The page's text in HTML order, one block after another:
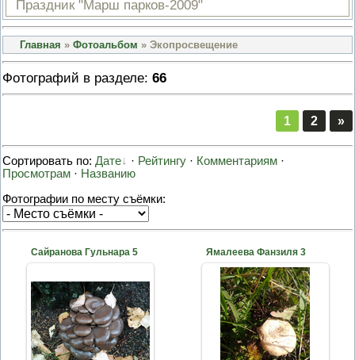
Праздник "Марш парков-2009"
Главная » Фотоальбом » Экопросвещение
Фотографий в разделе: 66
1 2 »
Сортировать по: Дате · Рейтингу · Комментариям ·
Просмотрам · Названию
Фотографии по месту съёмки:
Сайранова Гульнара 5
2020-10-18
nkama
Ямалеева Фанзиля 3
2020-10-18
nkama